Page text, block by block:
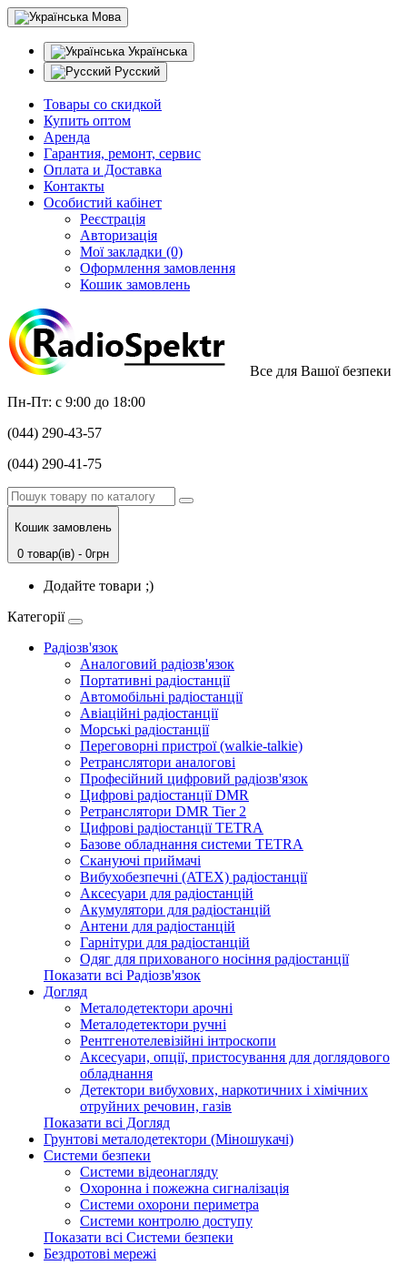
Мова
Українська
Русский
Товары со скидкой
Купить оптом
Аренда
Гарантия, ремонт, сервис
Оплата и Доставка
Контакты
Особистий кабінет
Реєстрація
Авторизація
Мої закладки (0)
Оформлення замовлення
Кошик замовлень
Все для Вашої безпеки
Пн-Пт: с 9:00 до 18:00
(044) 290-43-57
(044) 290-41-75
Кошик замовлень
0 товар(ів) - 0грн
Додайте товари ;)
Категорії
Радіозв'язок
Аналоговий радіозв'язок
Портативні радіостанції
Автомобільні радіостанції
Авіаційні радіостанції
Морські радіостанції
Переговорні пристрої (walkie-talkie)
Ретранслятори аналогові
Професійний цифровий радіозв'язок
Цифрові радіостанції DMR
Ретранслятори DMR Tier 2
Цифрові радіостанції TETRA
Базове обладнання системи TETRA
Скануючі приймачі
Вибухобезпечні (ATEX) радіостанції
Аксесуари для радіостанцій
Акумулятори для радіостанцій
Антени для радіостанцій
Гарнітури для радіостанцій
Одяг для прихованого носіння радіостанції
Показати всі Радіозв'язок
Догляд
Металодетектори арочні
Металодетектори ручні
Рентгенотелевізійні інтроскопи
Аксесуари, опції, пристосування для доглядового
обладнання
Детектори вибухових, наркотичних і хімічних
отруйних речовин, газів
Показати всі Догляд
Грунтові металодетектори (Міношукачі)
Системи безпеки
Системи відеонагляду
Охоронна і пожежна сигналізація
Системи охорони периметра
Системи контролю доступу
Показати всі Системи безпеки
Бездротові мережі